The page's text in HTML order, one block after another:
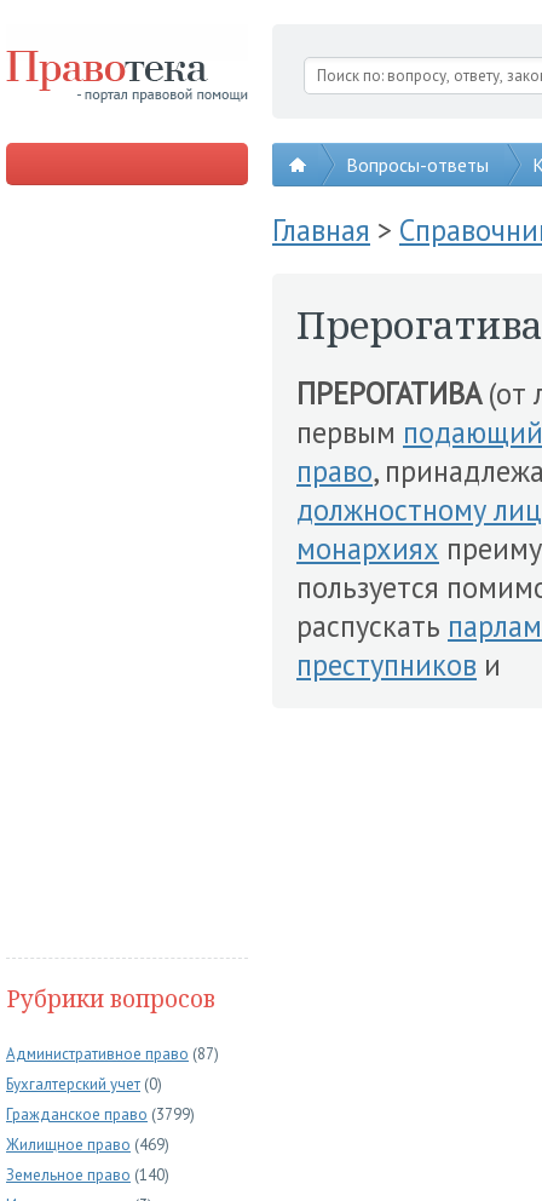
Вопросы-ответы
Рубрики вопросов
Административное право (87)
Бухгалтерский учет (0)
Гражданское право (3799)
Жилищное право (469)
Земельное право (140)
Главная >
Прерогатива
ПРЕРОГАТИВА(от
первым подающий
право,
должностному
монархиях
пользуется
распускать
преступников и